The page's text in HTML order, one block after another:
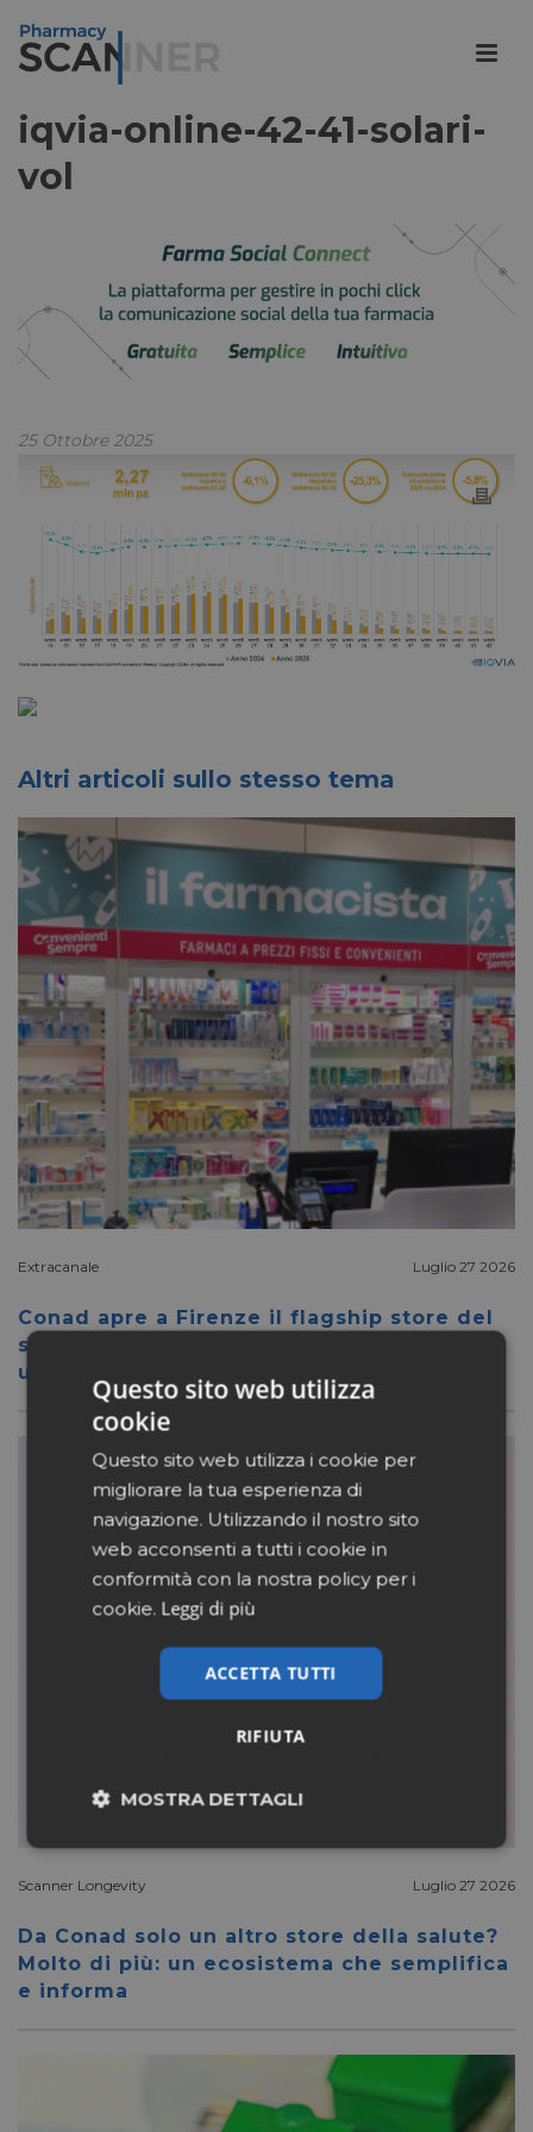
iqvia-online-42-41-solari-
vol
25 Ottobre 2025
Altri articoli sullo stesso tema
Extracanale Luglio 27 2026
Conad apre a Firenze il flagship store del
suo nuovo format Benessity: sei negozi in
uno, parafarmacia compresa
Scanner Longevity Luglio 27 2026
Da Conad solo un altro store della salute?
Molto di più: un ecosistema che semplifica
e informa
Questo sito web utilizza
cookie
Questo sito web utilizza i cookie per
migliorare la tua esperienza di
navigazione. Utilizzando il nostro sito
web acconsenti a tutti i cookie in
conformità con la nostra policy per i
cookie. Leggi di più
ACCETTA TUTTI
RIFIUTA
MOSTRA DETTAGLI
Necessari Marketing
Non classificati
Marketing Non classificati